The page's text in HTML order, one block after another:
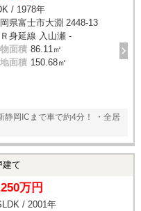
/ 1978年
県富士市大淵 2448-13
Ｒ身延線 入山瀬 -
面積 86.11㎡
面積 150.68㎡
静岡ICまで車で約4分！ ・全居
建て
万円
/ 2001年